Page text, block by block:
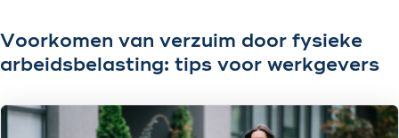
Voorkomen van verzuim door fysieke
arbeidsbelasting: tips voor werkgevers